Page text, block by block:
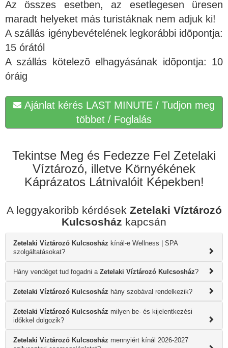
Az összes esetben, az esetlegesen üresen
maradt helyeket más turistáknak nem adjuk ki!
A szállás igénybevételének legkorábbi idõpontja:
15 órától
A szállás kötelezõ elhagyásának idõpontja: 10
óráig
Ajánlat kérés LAST MINUTE / Tudjon meg
többet / Foglalás
Tekintse Meg és Fedezze Fel Zetelaki
Víztározó, illetve Környékének
Káprázatos Látnivalóit Képekben!
A leggyakoribb kérdések Zetelaki Víztározó
Kulcsosház kapcsán
Zetelaki Víztározó Kulcsosház kínál-e Wellness | SPA
szolgáltatásokat?
Hány vendéget tud fogadni a Zetelaki Víztározó Kulcsosház?
Zetelaki Víztározó Kulcsosház hány szobával rendelkezik?
Zetelaki Víztározó Kulcsosház milyen be- és kijelentkezési
időkkel dolgozik?
Zetelaki Víztározó Kulcsosház mennyiért kínál 2026-2027